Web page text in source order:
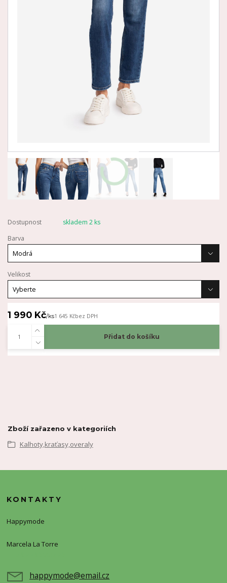
Dostupnost
skladem 2 ks
Barva
Velikost
1 990 Kč/ks1 645 Kčbez DPH
Přidat do košíku
Zboží zařazeno v kategoriích
Kalhoty,kraťasy,overaly
KONTAKTY
Happymode
Marcela La Torre
happymode@email.cz